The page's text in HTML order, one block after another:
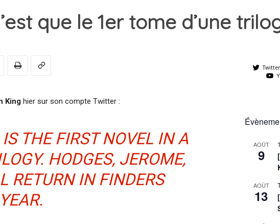
King
que le 1er tome d’une
King hier sur son compte Twitter :
THE FIRST NOVEL IN A
HODGES, JEROME,
RETURN IN FINDERS
Twitter
AOÛT
9
AOÛT
13